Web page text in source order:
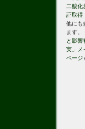
二酸化
証取得
他にも
ます。
と影響
実」メ
ページ